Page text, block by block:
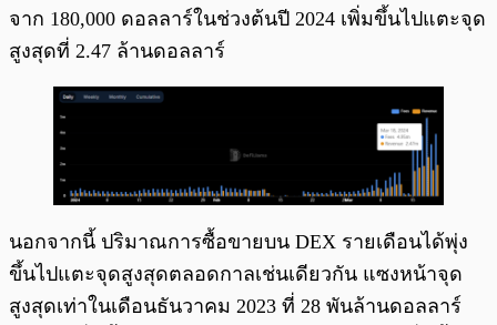
จาก 180,000 ดอลลาร์ในช่วงต้นปี 2024 เพิ่มขึ้นไปแตะจุด
สูงสุดที่ 2.47 ล้านดอลลาร์
นอกจากนี้ ปริมาณการซื้อขายบน DEX รายเดือนได้พุ่ง
ขึ้นไปแตะจุดสูงสุดตลอดกาลเช่นเดียวกัน แซงหน้าจุด
สูงสุดเท่าในเดือนธันวาคม 2023 ที่ 28 พันล้านดอลลาร์